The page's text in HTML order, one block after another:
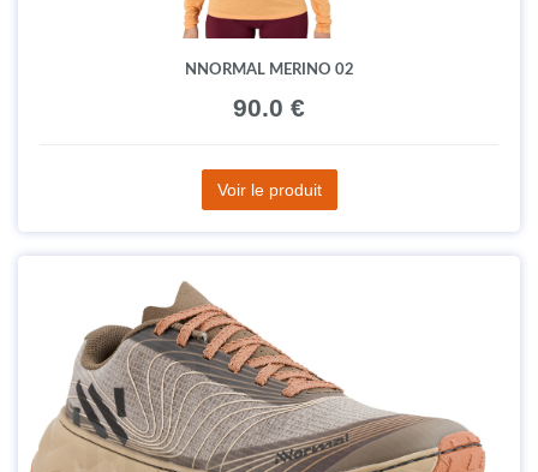
NNORMAL MERINO 02
90.0 €
Voir le produit